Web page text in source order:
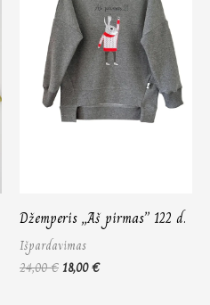
Džemperis „Aš pirmas” 122 d.
Išpardavimas
24,00€18,00€